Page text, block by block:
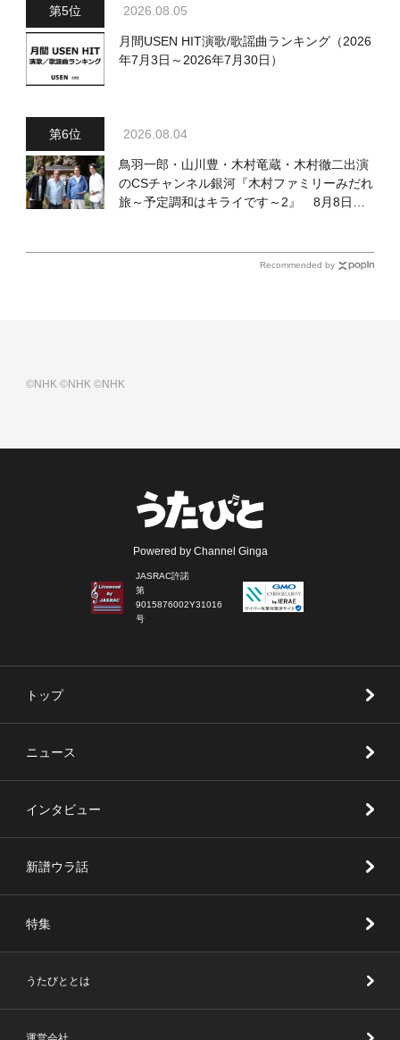
2026.08.05
月間USEN HIT演歌/歌謡曲ランキング（2026
年7月3日～2026年7月30日）
2026.08.04
鳥羽一郎・山川豊・木村竜蔵・木村徹二出演
のCSチャンネル銀河『木村ファミリーみだれ
旅～予定調和はキライです～2』 8月8日
Recommended by
©NHK©NHK©NHK
Powered by Channel Ginga
JASRAC許諾
第
9015876002Y31016
号
トップ
ニュース
インタビュー
新譜ウラ話
特集
うたびととは